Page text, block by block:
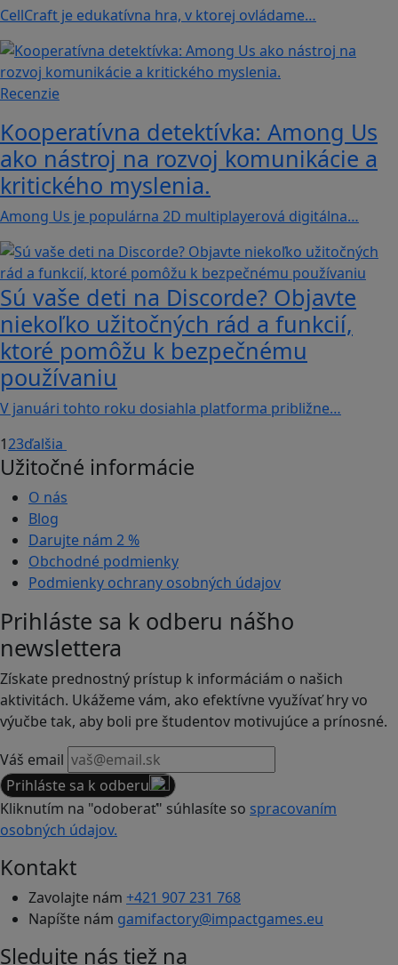
CellCraft je edukatívna hra, v ktorej ovládame…
Recenzie
Kooperatívna detektívka: Among Us
ako nástroj na rozvoj komunikácie a
kritického myslenia.
Among Us je populárna 2D multiplayerová digitálna…
Sú vaše deti na Discorde? Objavte
niekoľko užitočných rád a funkcií,
ktoré pomôžu k bezpečnému
používaniu
V januári tohto roku dosiahla platforma približne…
123ďalšia
Užitočné informácie
O nás
Blog
Darujte nám 2 %
Obchodné podmienky
Podmienky ochrany osobných údajov
Prihláste sa k odberu nášho
newslettera
Získate prednostný prístup k informáciám o našich
aktivitách. Ukážeme vám, ako efektívne využívať hry vo
výučbe tak, aby boli pre študentov motivujúce a prínosné.
Váš email
Prihláste sa k odberu
Kliknutím na "odoberať" súhlasíte so spracovaním
osobných údajov.
Kontakt
Zavolajte nám +421 907 231 768
Napíšte nám gamifactory@impactgames.eu
Sledujte nás tiež na